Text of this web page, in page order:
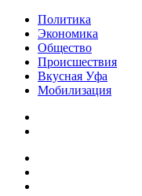
Политика
Экономика
Общество
Происшествия
Вкусная Уфа
Мобилизация